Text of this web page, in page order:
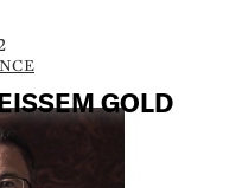
GOLD